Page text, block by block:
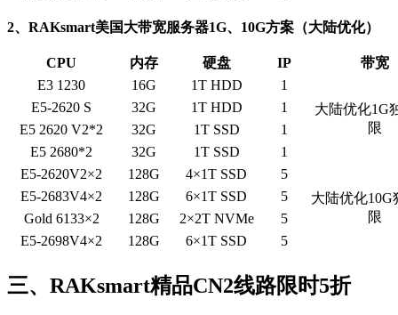
2、RAKsmart美国大带宽服务器1G、10G方案（大陆优化）
CPU 内存 硬盘 IP
带宽
E3 1230
16G 1T HDD
1
大陆优化1G
限
E5-2620 S 32G 1T HDD
1
E5 2620 V2*2
32G 1T SSD
1
E5 2680*2
32G 1T SSD
1
E5-2620V2×2
128G 4×1T SSD
5
大陆优化10G
限
E5-2683V4×2 128G 6×1T SSD
5
Gold 6133×2
128G 2×2T NVMe
5
E5-2698V4×2
128G 6×1T SSD 5
三、RAKsmart精品CN2线路限时5折